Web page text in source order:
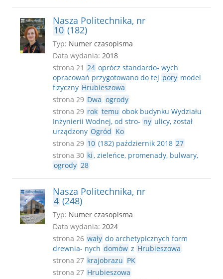
Nasza Politechnika, nr
10 (182)
Typ: Numer czasopisma
Data wydania: 2018
strona 21 24 oprócz standardo- wych
opracowań przygotowano do tej pory model
fizyczny Hrubieszowa
strona 29 Dwa ogrody
strona 29 rok temu obok budynku Wydziału
Inżynierii Wodnej, od stro- ny ulicy, został
urządzony Ogród Ko
strona 29 10 (182) październik 2018 27
strona 30 ki, zieleńce, promenady, bulwary,
ogrody 28
Nasza Politechnika, nr
4 (248)
Typ: Numer czasopisma
Data wydania: 2024
strona 26 wały do archetypicznych form
drewnia- nych domów z Hrubieszowa
strona 27 krajobrazu PK
strona 27 Hrubieszowa